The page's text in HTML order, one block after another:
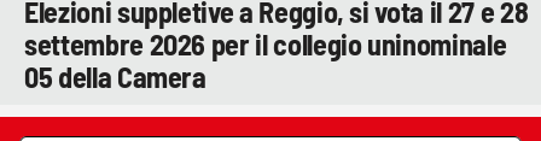
Elezioni suppletive a Reggio, si vota il 27 e 28
settembre 2026 per il collegio uninominale
05 della Camera